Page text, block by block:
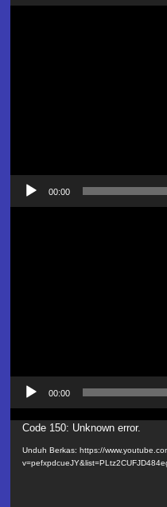
00:00
00:00
Pemutar
Video
Code 150: Unknown error.
Unduh Berkas: https://